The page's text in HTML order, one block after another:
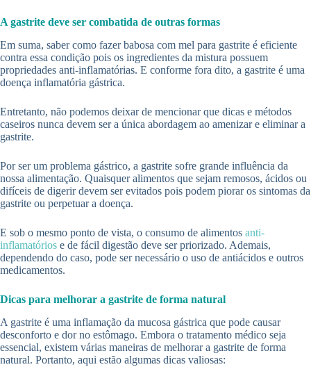
A gastrite deve ser combatida de outras formas
Em suma, saber como fazer babosa com mel para gastrite é eficiente
contra essa condição pois os ingredientes da mistura possuem
propriedades anti-inflamatórias. E conforme fora dito, a gastrite é uma
doença inflamatória gástrica.
Entretanto, não podemos deixar de mencionar que dicas e métodos
caseiros nunca devem ser a única abordagem ao amenizar e eliminar a
gastrite.
Por ser um problema gástrico, a gastrite sofre grande influência da
nossa alimentação. Quaisquer alimentos que sejam remosos, ácidos ou
difíceis de digerir devem ser evitados pois podem piorar os sintomas da
gastrite ou perpetuar a doença.
E sob o mesmo ponto de vista, o consumo de alimentos anti-
inflamatórios e de fácil digestão deve ser priorizado. Ademais,
dependendo do caso, pode ser necessário o uso de antiácidos e outros
medicamentos.
Dicas para melhorar a gastrite de forma natural
A gastrite é uma inflamação da mucosa gástrica que pode causar
desconforto e dor no estômago. Embora o tratamento médico seja
essencial, existem várias maneiras de melhorar a gastrite de forma
natural. Portanto, aqui estão algumas dicas valiosas: